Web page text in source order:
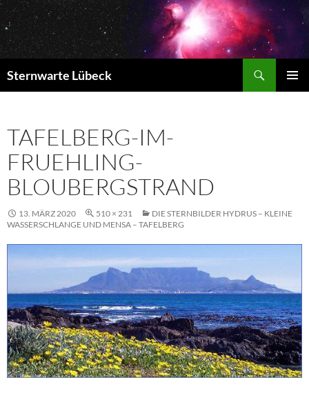
Zum
Inhalt
springen
Sternwarte Lübeck
TAFELBERG-IM-
FRUEHLING-
BLOUBERGSTRAND
13. MÄRZ 2020 510 × 231
DIE STERNBILDER HYDRUS – KLEINE
WASSERSCHLANGE UND MENSA – TAFELBERG